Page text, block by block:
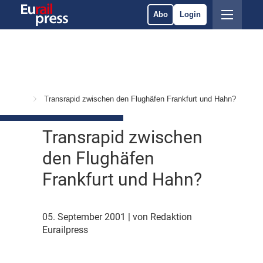
Abo Login
Transrapid zwischen den Flughäfen Frankfurt und Hahn?
Transrapid zwischen
den Flughäfen
Frankfurt und Hahn?
05. September 2001
| von Redaktion
Eurailpress